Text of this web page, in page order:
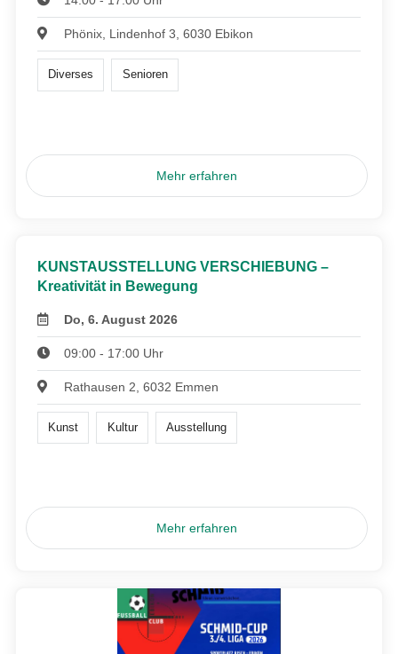
Phönix, Lindenhof 3, 6030 Ebikon
Diverses Senioren
Mehr erfahren
KUNSTAUSSTELLUNG VERSCHIEBUNG –
Kreativität in Bewegung
Do, 6. August 2026
09:00 - 17:00 Uhr
Rathausen 2, 6032 Emmen
Kunst Kultur Ausstellung
Mehr erfahren